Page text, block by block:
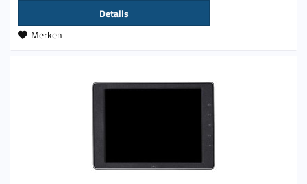
Details
Merken